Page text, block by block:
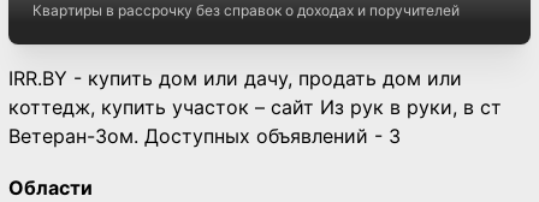
Квартиры в рассрочку без справок о доходах и поручителей
IRR.BY - купить дом или дачу, продать дом или
коттедж, купить участок – сайт Из рук в руки, в ст
Ветеран-3ом. Доступных объявлений - 3
Области